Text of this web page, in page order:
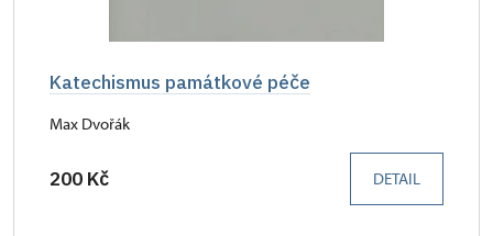
Katechismus památkové péče
Max Dvořák
200 Kč DETAIL